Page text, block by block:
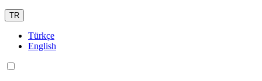
TR
Türkçe
English